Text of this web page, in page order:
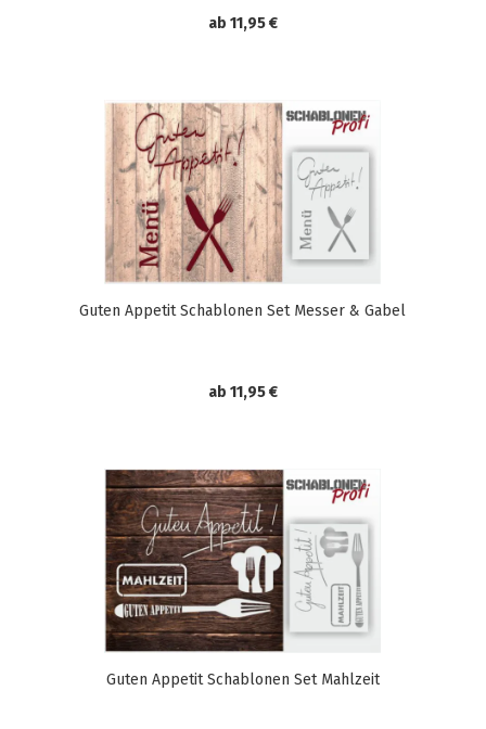
ab 11,95 €
Guten Appetit Schablonen Set Messer & Gabel
ab 11,95 €
Guten Appetit Schablonen Set Mahlzeit